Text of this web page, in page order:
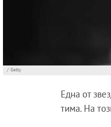
/ Getty
Една от
тима. На